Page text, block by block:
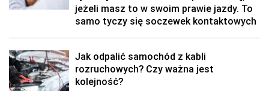
jeżeli masz to w swoim prawie jazdy. To
samo tyczy się soczewek kontaktowych
Jak odpalić samochód z kabli
rozruchowych? Czy ważna jest
kolejność?